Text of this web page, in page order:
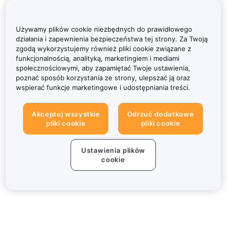
Używamy plików cookie niezbędnych do prawidłowego
działania i zapewnienia bezpieczeństwa tej strony. Za Twoją
zgodą wykorzystujemy również pliki cookie związane z
funkcjonalnością, analityką, marketingiem i mediami
społecznościowymi, aby zapamiętać Twoje ustawienia,
poznać sposób korzystania ze strony, ulepszać ją oraz
wspierać funkcje marketingowe i udostępniania treści.
Akceptuj wszystkie
pliki cookie
Odrzuć dodatkowe
pliki cookie
Ustawienia plików
cookie